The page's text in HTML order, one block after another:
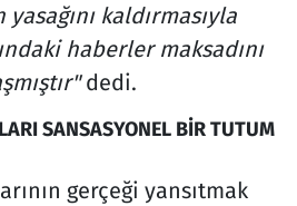
kaldırmasıyla
haberler maksadını
dedi.
SANSASYONEL BİR TUTUM
gerçeği yansıtmak